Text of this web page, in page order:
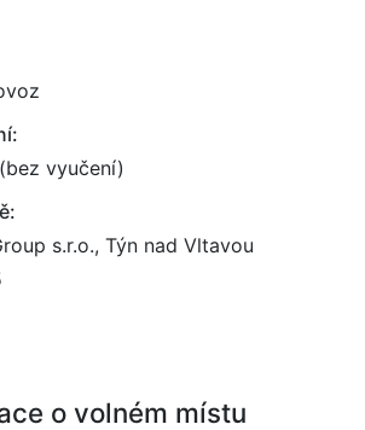
vyučení)
s.r.o., Týn nad Vltavou
o volném místu